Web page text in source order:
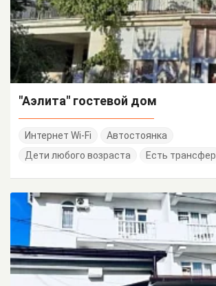
"Аэлита" гостевой дом
Интернет Wi-Fi
Автостоянка
Дети любого возраста
Есть трансфер